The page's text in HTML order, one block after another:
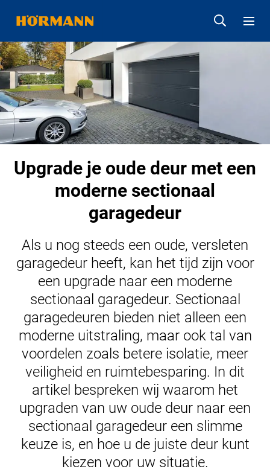
Upgrade je oude deur met een
moderne sectionaal
garagedeur
Als u nog steeds een oude, versleten
garagedeur heeft, kan het tijd zijn voor
een upgrade naar een moderne
sectionaal garagedeur. Sectionaal
garagedeuren bieden niet alleen een
moderne uitstraling, maar ook tal van
voordelen zoals betere isolatie, meer
veiligheid en ruimtebesparing. In dit
artikel bespreken wij waarom het
upgraden van uw oude deur naar een
sectionaal garagedeur een slimme
keuze is, en hoe u de juiste deur kunt
kiezen voor uw situatie.